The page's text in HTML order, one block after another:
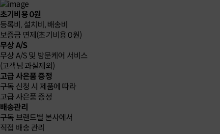
초기비용 0원
등록비, 설치비, 배송비
보증금 면제(초기비용 0원)
무상 A/S
무상 A/S 및 방문케어 서비스
(고객님 과실제외)
고급 사은품 증정
구독 신청 시 제품에 따라
고급 사은품 증정
배송관리
구독 브랜드별 본사에서
직접 배송 관리